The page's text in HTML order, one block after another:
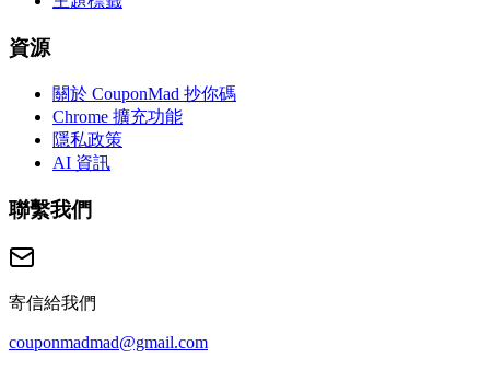
資源
關於 CouponMad 抄你碼
Chrome 擴充功能
隱私政策
AI 資訊
聯繫我們
寄信給我們
couponmadmad@gmail.com